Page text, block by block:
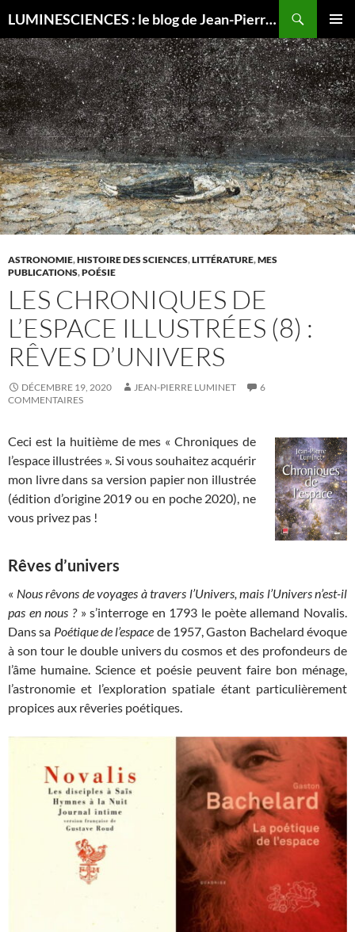
LUMINESCIENCES : le blog de Jean-Pierre LUMINET, astrophysicien
MENU
AU
CONTENU
ASTRONOMIE,HISTOIRE DES SCIENCES,LITTÉRATURE,MES
PUBLICATIONS,POÉSIE
LES CHRONIQUES DE
L’ESPACE ILLUSTRÉES (8) :
RÊVES D’UNIVERS
DÉCEMBRE 19, 2020 JEAN-PIERRE LUMINET
6
COMMENTAIRES
Ceci est la huitième de mes « Chroniques de
l’espace illustrées ». Si vous souhaitez acquérir
mon livre dans sa version papier non illustrée
(édition d’origine 2019 ou en poche 2020), ne
vous privez pas !
Rêves d’univers
« Nous rêvons de voyages à travers l’Univers, mais l’Univers n’est-il
pas en nous ?» s’interroge en 1793 le poète allemand Novalis.
Dans sa Poétique de l’espace de 1957, Gaston Bachelard évoque
à son tour le double univers du cosmos et des profondeurs de
l’âme humaine. Science et poésie peuvent faire bon ménage,
l’astronomie et l’exploration spatiale étant particulièrement
propices aux rêveries poétiques.